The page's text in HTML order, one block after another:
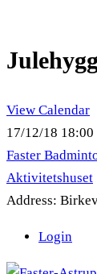
View Calendar
17/12/18 18:00
Faster
Aktivitetshuset
Address:
Login